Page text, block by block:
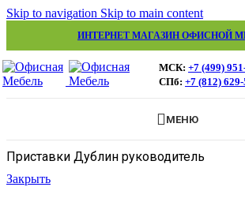
Skip to navigation Skip to main content
ИНТЕРНЕТ МАГАЗИН ОФИСНОЙ
МСК: +7 (499)
СПб: +7 (812)
МЕНЮ
Приставки Дублин руководитель
Закрыть